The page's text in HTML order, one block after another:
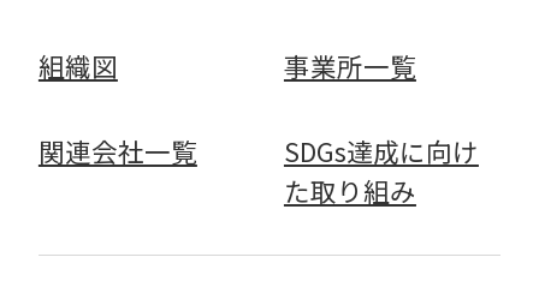
組織図 事業所一覧
関連会社一覧
SDGs達成に向け
た取り組み